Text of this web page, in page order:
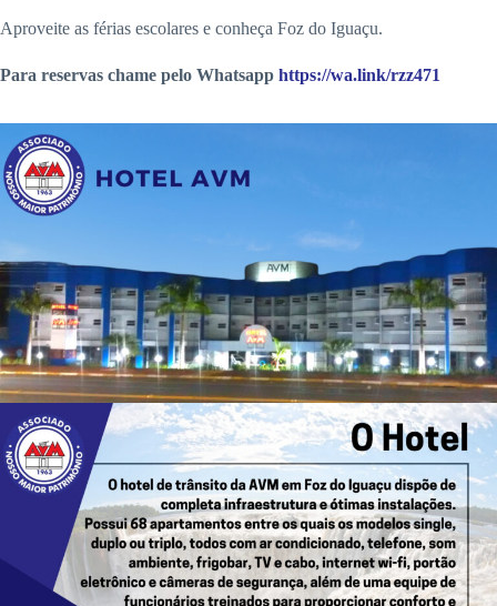
Aproveite as férias escolares e conheça Foz do Iguaçu.
Para reservas chame pelo Whatsapp https://wa.link/rzz471